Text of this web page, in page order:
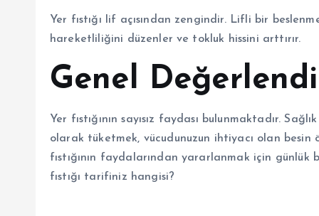
Yer fıstığı lif açısından zengindir. Lifli bir
hareketliliğini düzenler ve tokluk hissini arttırır.
Genel
Yer fıstığının sayısız faydası bulunmaktadır.
olarak tüketmek, vücudunuzun ihtiyacı olan besin
fıstığının faydalarından yararlanmak için
fıstığı tarifiniz hangisi?